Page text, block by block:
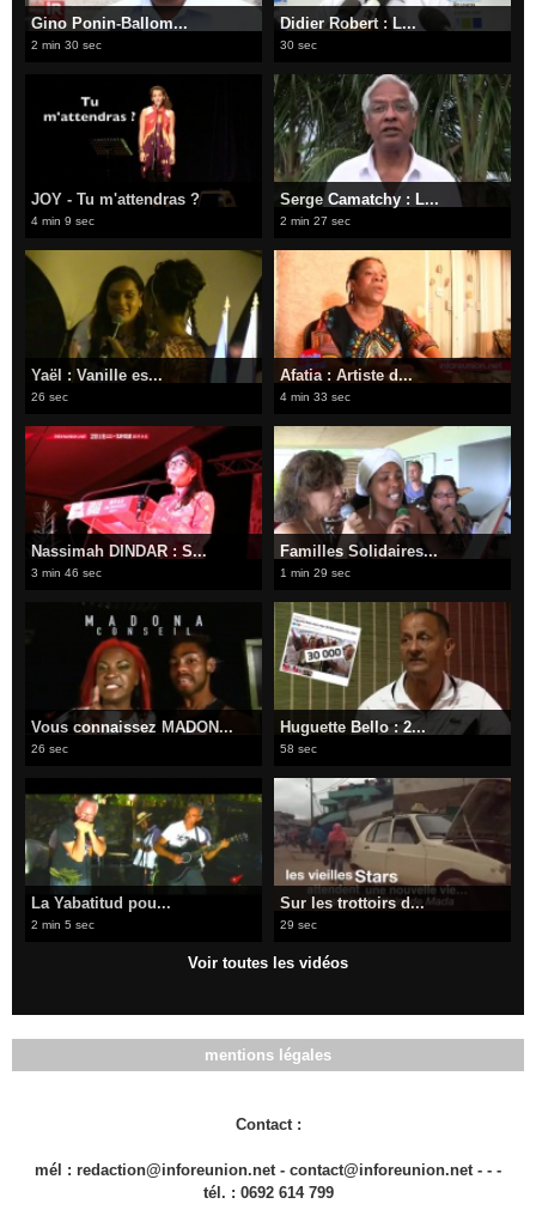
Gino Ponin-Ballom...
2 min 30 sec
Didier Robert : L...
30 sec
JOY - Tu m'attendras ?
4 min 9 sec
Serge Camatchy : L...
2 min 27 sec
Yaël : Vanille es...
26 sec
Afatia : Artiste d...
4 min 33 sec
Nassimah DINDAR : S...
3 min 46 sec
Familles Solidaires...
1 min 29 sec
Vous connaissez MADON...
26 sec
Huguette Bello : 2...
58 sec
La Yabatitud pou...
2 min 5 sec
Sur les trottoirs d...
29 sec
Voir toutes les vidéos
mentions légales
Contact :
mél : redaction@inforeunion.net - contact@inforeunion.net - - -
tél. : 0692 614 799